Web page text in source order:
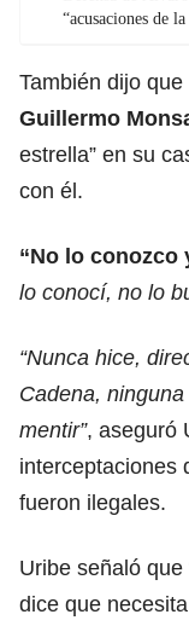
“acusaciones de
También dijo que
Guillermo
estrella” en su
con él.
“No lo conozco
lo conocí, no lo
“Nunca hice,
Cadena,
mentir”, aseguró
interceptaciones
fueron ilegales.
Uribe señaló
dice que